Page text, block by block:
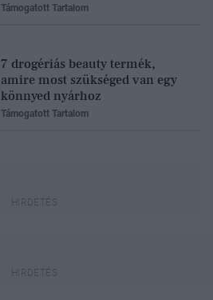
Támogatott Tartalom
7 drogériás beauty termék,
amire most szükséged van egy
könnyed nyárhoz
Támogatott Tartalom